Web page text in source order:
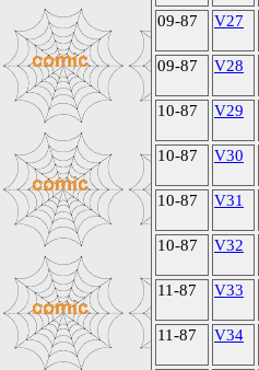
09-87 V27
09-87 V28
10-87 V29
10-87 V30
10-87 V31
10-87 V32
11-87 V33
11-87 V34